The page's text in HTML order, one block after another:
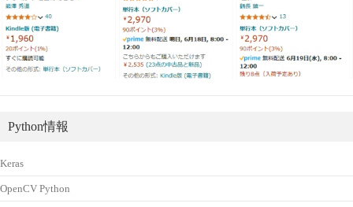
Python情報
Keras
OpenCV Python